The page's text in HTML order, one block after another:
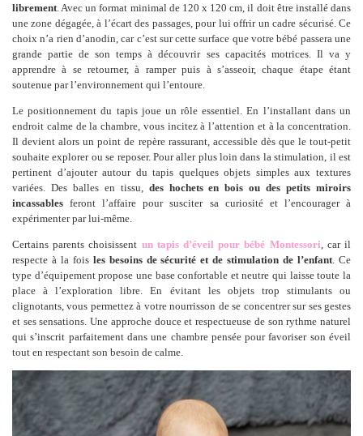
librement . Avec un format minimal de 120 x 120 cm, il doit être installé dans
une zone dégagée, à l’écart des passages, pour lui offrir un cadre sécurisé. Ce
choix n’a rien d’anodin, car c’est sur cette surface que votre bébé passera une
grande partie de son temps à découvrir ses capacités motrices. Il va y
apprendre à se retourner, à ramper puis à s’asseoir, chaque étape étant
soutenue par l’environnement qui l’entoure.
Le positionnement du tapis joue un rôle essentiel. En l’installant dans un
endroit calme de la chambre, vous incitez à l’attention et à la concentration.
Il devient alors un point de repère rassurant, accessible dès que le tout-petit
souhaite explorer ou se reposer. Pour aller plus loin dans la stimulation, il est
pertinent d’ajouter autour du tapis quelques objets simples aux textures
variées. Des balles en tissu, des hochets en bois ou des petits miroirs
incassables feront l’affaire pour susciter sa curiosité et l’encourager à
expérimenter par lui-même.
Certains parents choisissent un tapis d’éveil pour bébé Montessori , car il
respecte à la fois les besoins de sécurité et de stimulation de l’enfant . Ce
type d’équipement propose une base confortable et neutre qui laisse toute la
place à l’exploration libre. En évitant les objets trop stimulants ou
clignotants, vous permettez à votre nourrisson de se concentrer sur ses gestes
et ses sensations. Une approche douce et respectueuse de son rythme naturel
qui s’inscrit parfaitement dans une chambre pensée pour favoriser son éveil
tout en respectant son besoin de calme.